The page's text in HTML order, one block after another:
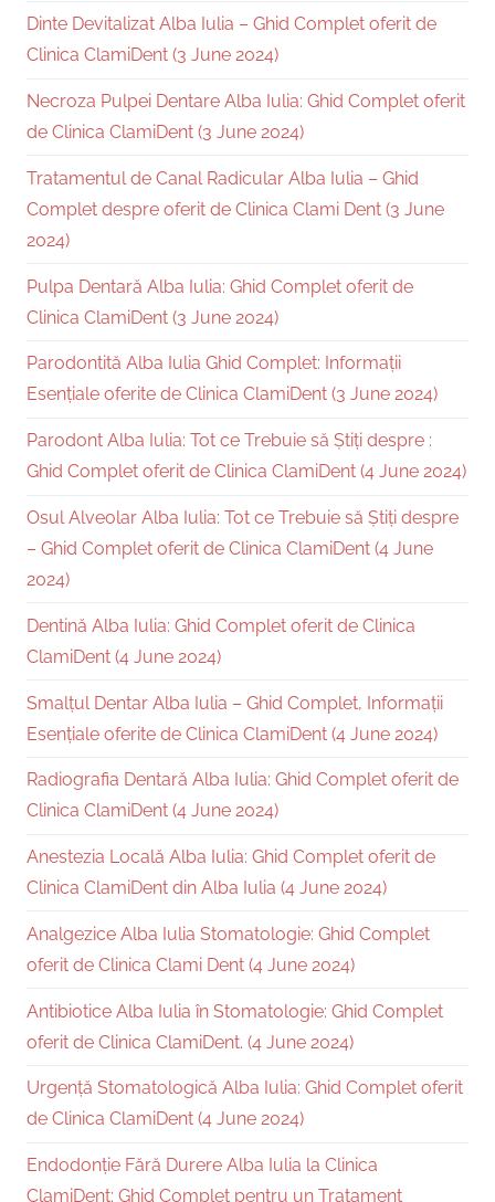
Dinte Devitalizat Alba Iulia – Ghid Complet oferit de
Clinica ClamiDent (3 June 2024)
Necroza Pulpei Dentare Alba Iulia: Ghid Complet oferit
de Clinica ClamiDent (3 June 2024)
Tratamentul de Canal Radicular Alba Iulia – Ghid
Complet despre oferit de Clinica Clami Dent (3 June
2024)
Pulpa Dentară Alba Iulia: Ghid Complet oferit de
Clinica ClamiDent (3 June 2024)
Parodontită Alba Iulia Ghid Complet: Informații
Esențiale oferite de Clinica ClamiDent (3 June 2024)
Parodont Alba Iulia: Tot ce Trebuie să Știți despre :
Ghid Complet oferit de Clinica ClamiDent (4 June 2024)
Osul Alveolar Alba Iulia: Tot ce Trebuie să Știți despre
– Ghid Complet oferit de Clinica ClamiDent (4 June
2024)
Dentină Alba Iulia: Ghid Complet oferit de Clinica
ClamiDent (4 June 2024)
Smalțul Dentar Alba Iulia – Ghid Complet, Informații
Esențiale oferite de Clinica ClamiDent (4 June 2024)
Radiografia Dentară Alba Iulia: Ghid Complet oferit de
Clinica ClamiDent (4 June 2024)
Anestezia Locală Alba Iulia: Ghid Complet oferit de
Clinica ClamiDent din Alba Iulia (4 June 2024)
Analgezice Alba Iulia Stomatologie: Ghid Complet
oferit de Clinica Clami Dent (4 June 2024)
Antibiotice Alba Iulia în Stomatologie: Ghid Complet
oferit de Clinica ClamiDent. (4 June 2024)
Urgență Stomatologică Alba Iulia: Ghid Complet oferit
de Clinica ClamiDent (4 June 2024)
Endodonție Fără Durere Alba Iulia la Clinica
ClamiDent: Ghid Complet pentru un Tratament